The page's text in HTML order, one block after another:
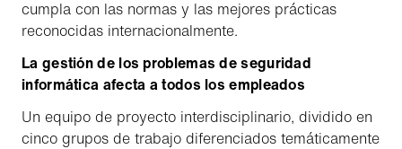
cumpla con las normas y las mejores prácticas
reconocidas internacionalmente.
La gestión de los problemas de seguridad
informática afecta a todos los empleados
Un equipo de proyecto interdisciplinario, dividido en
cinco grupos de trabajo diferenciados temáticamente